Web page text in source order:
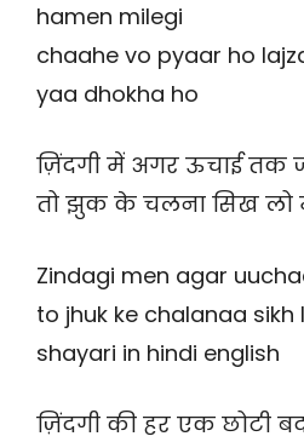
hamen milegi
chaahe vo pyaar ho
yaa dhokha ho
ज़िंदगी में अगर ऊचाई तक
तो झुक के चलना सिख लो
Zindagi men agar
to jhuk ke chalanaa sikh
shayari in hindi english
ज़िंदगी की हर एक छोटी